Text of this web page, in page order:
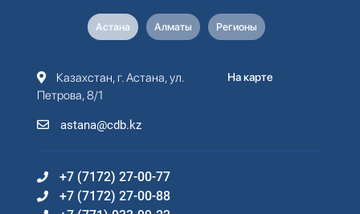
Астана Алматы Регионы
Казахстан, г. Астана, ул.
Петрова, 8/1
astana@cdb.kz
На карте
+7 (7172) 27-00-77
+7 (7172) 27-00-88